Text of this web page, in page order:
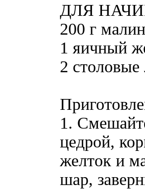
ДЛЯ
200 г
1 яичный
2
1.
цедрой,
желток и
шар,